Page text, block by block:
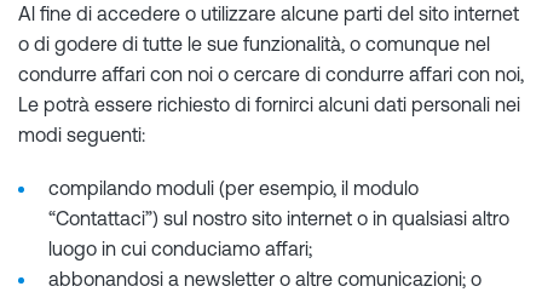
Al fine di accedere o utilizzare alcune parti del sito internet
o di godere di tutte le sue funzionalità, o comunque nel
condurre affari con noi o cercare di condurre affari con noi,
Le potrà essere richiesto di fornirci alcuni dati personali nei
modi seguenti:
compilando moduli (per esempio, il modulo
“Contattaci”) sul nostro sito internet o in qualsiasi altro
luogo in cui conduciamo affari;
abbonandosi a newsletter o altre comunicazioni; o